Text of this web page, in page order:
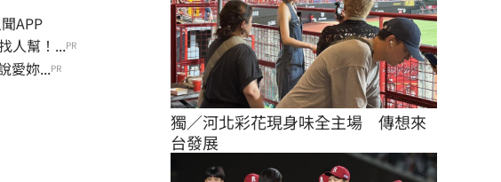
樂星聞APP
人幫！...PR
愛妳...PR
獨／河北彩花現身味全主場　傳想來
台發展